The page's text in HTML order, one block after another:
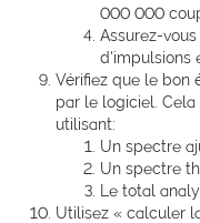
000 000
Assurez-
d'impulsions
Vérifiez que le bon
par le logiciel.
utilisant:
Un spectre
Un spectre
Le total
Utilisez « calculer